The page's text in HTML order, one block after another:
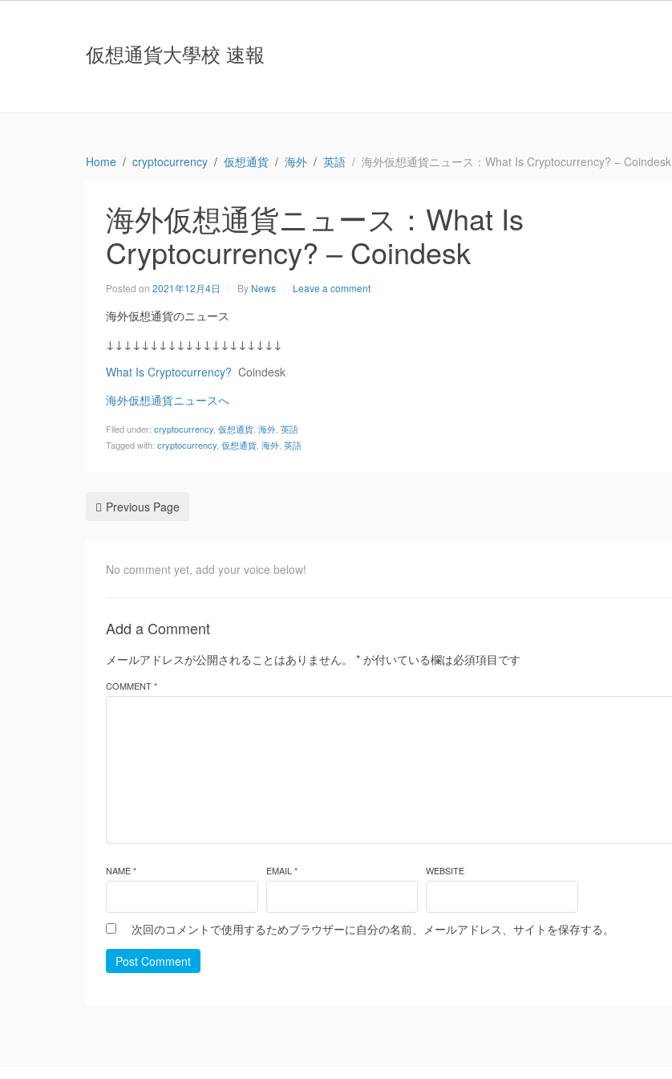
仮想通貨大學校 速報
Home cryptocurrency 仮想通貨 海外 英語 海外仮想通貨ニュース：What Is Cryptocurrency? – Coindesk
海外仮想通貨ニュース：What Is
Cryptocurrency? – Coindesk
Posted on 2021年12月4日 By News Leave a comment
海外仮想通貨のニュース
↓↓↓↓↓↓↓↓↓↓↓↓↓↓↓↓↓↓↓↓
What Is Cryptocurrency? Coindesk
海外仮想通貨ニュースへ
Filed under: cryptocurrency 仮想通貨 海外 英語
Tagged with: cryptocurrency 仮想通貨 海外 英語
Previous Page
No comment yet, add your voice below!
Add a Comment
メールアドレスが公開されることはありません。 * が付いている欄は必須項目です
COMMENT *
NAME * EMAIL * WEBSITE
次回のコメントで使用するためブラウザーに自分の名前、メールアドレス、サイトを保存する。
Post Comment